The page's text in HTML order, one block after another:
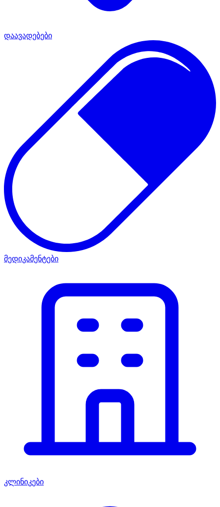
დაავადებები
მედიკამენტები
კლინიკები